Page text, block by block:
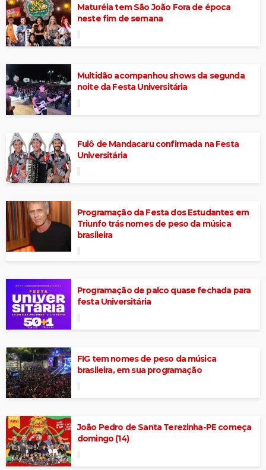
Maturéia tem São João Fora de época
neste fim de semana
Multidão acompanhou shows da segunda
noite da Festa Universitária
Fulô de Mandacaru confirmada na Festa
Universitária
Programação da Festa dos Estudantes em
Triunfo trás nomes de peso da música
brasileira
Programação de palco quase fechada para
festa Universitária
FIG tem nomes de peso da música
brasileira, em sua programação
João Pedro de Santa Terezinha-PE começa
domingo (14)